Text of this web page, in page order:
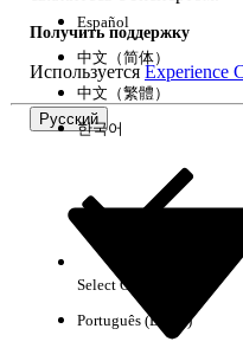
Получить поддержку
ИспользуетсяExperience
Русский
Español
中文（简体）
中文（繁體）
한국어
Select Org
Português (Brasil)